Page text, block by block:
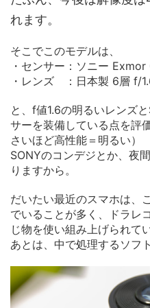
れます。
そこでこのモデルは、
・センサー：ソニー
・レンズ ：日本製 6層 f/
と、f値1.6の明るいレンズ
サーを装備している点を評
さいほど高性能＝明るい）
SONYのコンデジとか、夜
りますから。
だいたい最近のスマホは、
でいることが多く、ドラレ
じ物を使い組み上げられて
あとは、中で処理するソフ